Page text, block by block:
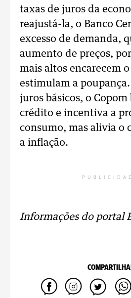
taxas de juros da
reajustá-la, o Banco
excesso de demanda,
aumento de preços,
mais altos encarecem
estimulam a
juros básicos, o Copom
crédito e incentiva a
consumo, mas alivia o
a inflação.
Informações do portal